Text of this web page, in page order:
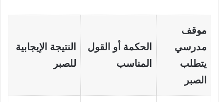
موقف
مدرسي
يتطلب
الصبر
الحكمة أو القول
المناسب
النتيجة الإيجابية
للصبر